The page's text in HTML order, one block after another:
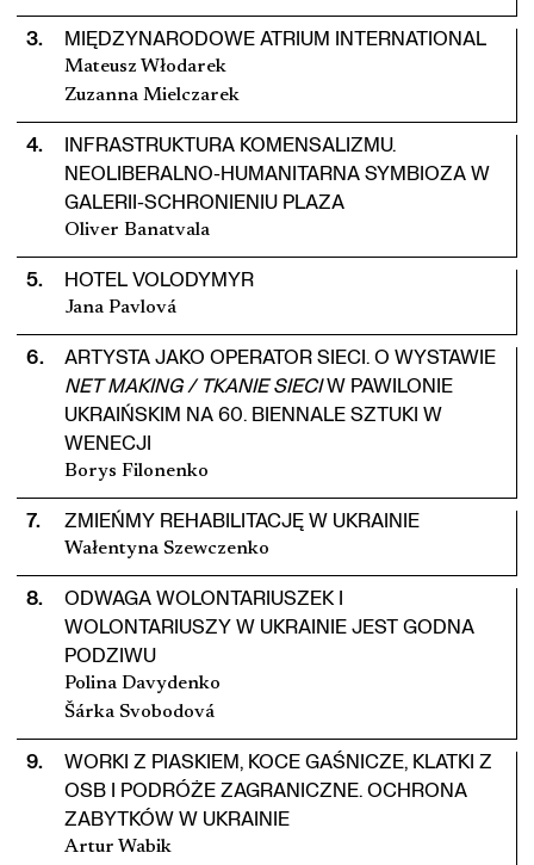
3. MIĘDZYNARODOWE ATRIUM INTERNATIONAL
Mateusz Włodarek
Zuzanna Mielczarek
4.
INFRASTRUKTURA KOMENSALIZMU.
NEOLIBERALNO-HUMANITARNA SYMBIOZA W
GALERII-SCHRONIENIU PLAZA
Oliver Banatvala
5. HOTEL VOLODYMYR
Jana Pavlová
6.
ARTYSTA JAKO OPERATOR SIECI. O WYSTAWIE
NET MAKING / TKANIE SIECIW PAWILONIE
UKRAIŃSKIM NA 60. BIENNALE SZTUKI W
WENECJI
Borys Filonenko
7. ZMIEŃMY REHABILITACJĘ W UKRAINIE
Wałentyna Szewczenko
8.
ODWAGA WOLONTARIUSZEK I
WOLONTARIUSZY W UKRAINIE JEST GODNA
PODZIWU
Polina Davydenko
Šárka Svobodová
9.
WORKI Z PIASKIEM, KOCE GAŚNICZE, KLATKI Z
OSB I PODRÓŻE ZAGRANICZNE. OCHRONA
ZABYTKÓW W UKRAINIE
Artur Wabik